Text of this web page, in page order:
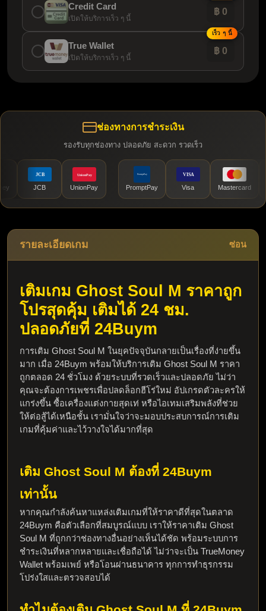
Credit Card
เปิดให้บริการเร็ว ๆ นี้
฿ 0
เร็ว ๆ นี้
True Wallet
เปิดให้บริการเร็ว ๆ นี้
฿ 0
ช่องทางการชำระเงิน
รองรับทุกช่องทาง ปลอดภัย สะดวก รวดเร็ว
JCB UnionPay PromptPay Visa Mastercard
รายละเอียดเกม ซ่อน
เติมเกม Ghost Soul M ราคาถูก
โปรสุดคุ้ม เติมได้ 24 ชม.
ปลอดภัยที่ 24Buym
การเติม Ghost Soul M ในยุคปัจจุบันกลายเป็นเรื่องที่ง่ายขึ้น
มาก เมื่อ 24Buym พร้อมให้บริการเติม Ghost Soul M ราคา
ถูกตลอด 24 ชั่วโมง ด้วยระบบที่รวดเร็วและปลอดภัย ไม่ว่า
คุณจะต้องการเพชรเพื่อปลดล็อกฮีโร่ใหม่ อัปเกรดตัวละครให้
แกร่งขึ้น ซื้อเครื่องแต่งกายสุดเท่ หรือไอเทมเสริมพลังที่ช่วย
ให้ต่อสู้ได้เหนือชั้น เรามั่นใจว่าจะมอบประสบการณ์การเติม
เกมที่คุ้มค่าและไว้วางใจได้มากที่สุด
เติม Ghost Soul M ต้องที่ 24Buym
เท่านั้น
หากคุณกำลังค้นหาแหล่งเติมเกมที่ให้ราคาดีที่สุดในตลาด
24Buym คือตัวเลือกที่สมบูรณ์แบบ เราให้ราคาเติม Ghost
Soul M ที่ถูกกว่าช่องทางอื่นอย่างเห็นได้ชัด พร้อมระบบการ
ชำระเงินที่หลากหลายและเชื่อถือได้ ไม่ว่าจะเป็น TrueMoney
Wallet พร้อมเพย์ หรือโอนผ่านธนาคาร ทุกการทำธุรกรรม
โปร่งใสและตรวจสอบได้